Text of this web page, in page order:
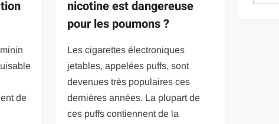
de
nicotine est dangereuse
pour les poumons ?
Les cigarettes électroniques
jetables, appelées puffs, sont
devenues très populaires ces
dernières années. La plupart de
ces puffs contiennent de la